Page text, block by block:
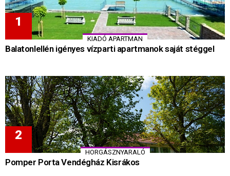
KIADÓ APARTMAN
Balatonlellén igényes vízparti apartmanok saját stéggel
HORGÁSZNYARALÓ
Pomper Porta Vendégház Kisrákos